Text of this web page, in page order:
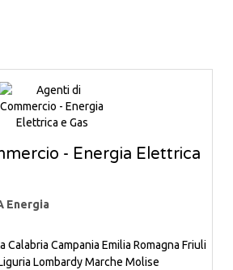
- Energia Elettrica
Energia
Calabria Campania Emilia Romagna Friuli
LombardyMarche Molise